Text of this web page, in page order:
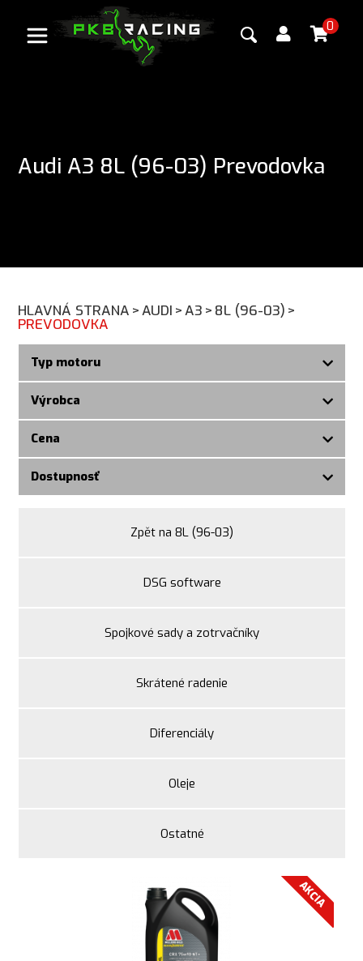
0
Audi A3 8L (96-03) Prevodovka
HLAVNÁ STRANA >AUDI >A3 > 8L (96-03) >
PREVODOVKA
Typ motoru
Výrobca
Cena
Dostupnosť
Zpět na 8L (96-03)
DSG software
Spojkové sady a zotrvačníky
Skrátené radenie
Diferenciály
Oleje
Ostatné
AKCIA